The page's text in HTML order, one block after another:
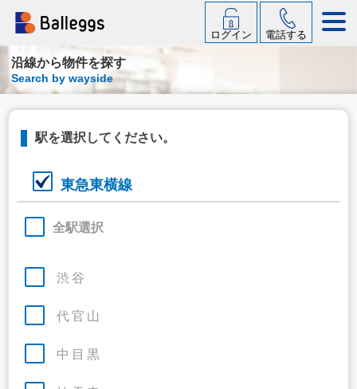
ログイン 電話する
沿線から物件を探す
Search by wayside
駅を選択してください。
東急東横線
全駅選択
渋谷
代官山
中目黒